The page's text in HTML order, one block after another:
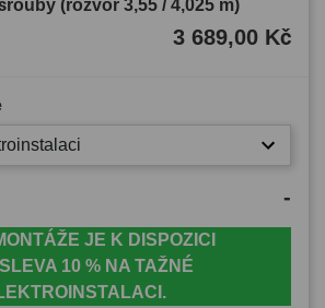
(rozvor 3,55 / 4,025 m)
3 689,00 Kč
-
JE K DISPOZICI
10 % NA TAŽNÉ